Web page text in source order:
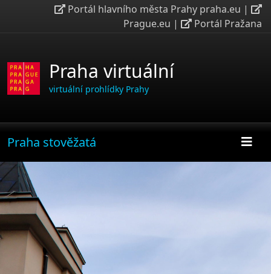
Portál hlavního města Prahy praha.eu |
Prague.eu | Portál Pražana
Praha virtuální
virtuální prohlídky Prahy
Praha stověžatá